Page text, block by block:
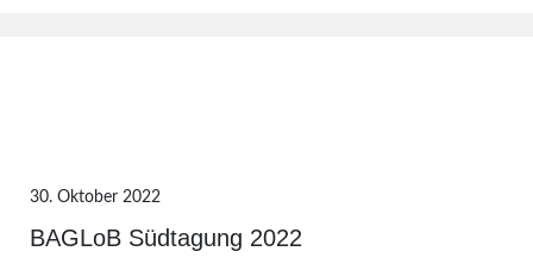
30. Oktober 2022
BAGLoB Südtagung 2022